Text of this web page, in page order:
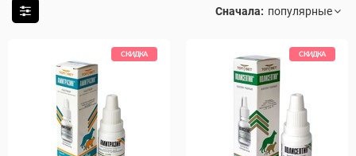
Сначала:
СКИДКА СКИДКА